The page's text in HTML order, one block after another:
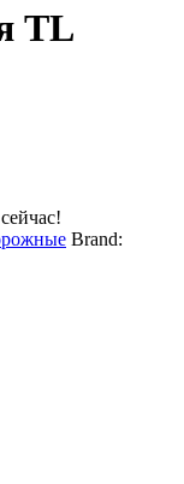
TL
Brand: